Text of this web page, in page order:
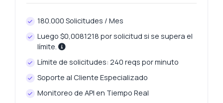
180.000 Solicitudes / Mes
Luego $0,0081218 por solicitud si se supera el
límite.
Límite de solicitudes: 240 reqs por minuto
Soporte al Cliente Especializado
Monitoreo de API en Tiempo Real